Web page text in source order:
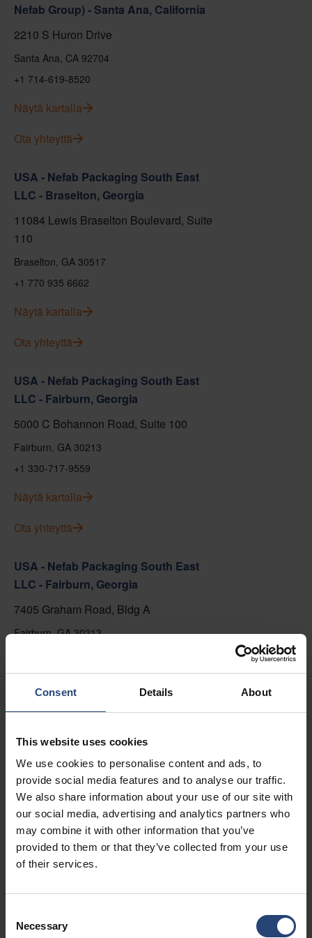
Consent Details About
This website uses cookies
We use cookies to personalise content and ads, to
provide social media features and to analyse our traffic.
We also share information about your use of our site with
our social media, advertising and analytics partners who
may combine it with other information that you’ve
provided to them or that they’ve collected from your use
of their services.
Selection
Necessary
Nefab Group) - Santa Ana, California
2210 S Huron Drive
Santa Ana, CA 92704
+1 714-619-8520
Näytä kartalla
Ota yhteyttä
USA - Nefab Packaging South East
LLC - Braselton, Georgia
11084 Lewis Braselton Boulevard, Suite
110
Braselton, GA 30517
+1 770 935 6662
Näytä kartalla
Ota yhteyttä
USA - Nefab Packaging South East
LLC - Fairburn, Georgia
5000 C Bohannon Road, Suite 100
Fairburn, GA 30213
+1 330-717-9559
Näytä kartalla
Ota yhteyttä
USA - Nefab Packaging South East
LLC - Fairburn, Georgia
7405 Graham Road, Bldg A
Fairburn, GA 30213
Ota yhteyttä
Illinois
1539 Hunter Rd
Hanover Park, IL 60133
+1 630-451-5345 x50103
Näytä kartalla
Ota yhteyttä